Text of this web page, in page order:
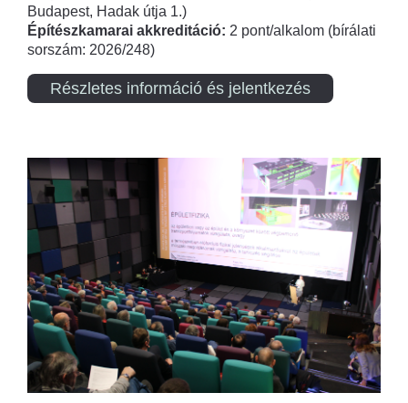
Budapest, Hadak útja 1.)
Építészkamarai akkreditáció: 2 pont/alkalom (bírálati
sorszám: 2026/248)
Részletes információ és jelentkezés